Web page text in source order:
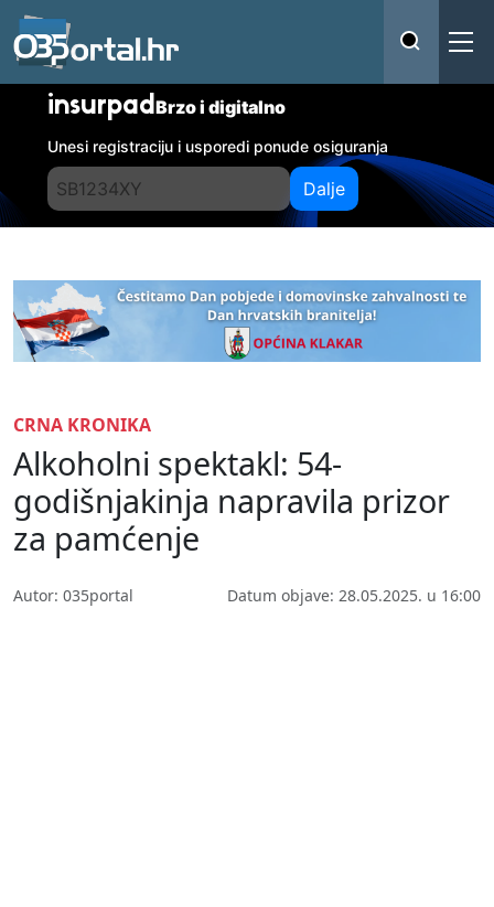
insurpadBrzo i digitalno
Unesi registraciju i usporedi ponude osiguranja
Dalje
CRNA KRONIKA
Alkoholni spektakl: 54-
godišnjakinja napravila prizor
za pamćenje
Autor: 035portal Datum objave: 28.05.2025. u 16:00